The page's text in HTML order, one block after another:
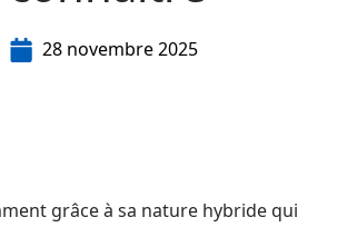
28 novembre 2025
grâce à sa nature hybride qui